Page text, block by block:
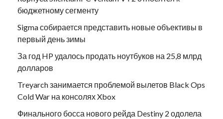
бюджетному сегменту
Sigma собирается представить новые объективы в
первый день зимы
За год HP удалось продать ноутбуков на 25,8 млрд
долларов
Treyarch занимается проблемой вылетов Black Ops
Cold War на консолях Xbox
Финального босса нового рейда Destiny 2 одолела